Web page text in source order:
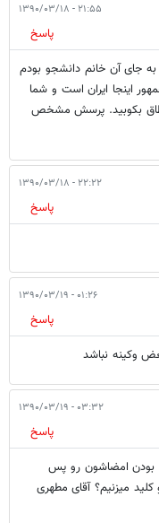
۲۱:۵۵ - ۱۳۹۰/۰۳/۱۸
پاسخ
به جای آن خانم دانشجو بودم
اینجا ایران است و شما
طاق بکوبید. پرسش مشخص
۲۲:۲۲ - ۱۳۹۰/۰۳/۱۸
پاسخ
۰۱:۲۶ - ۱۳۹۰/۰۳/۱۹
پاسخ
وکینه نباشد
۰۳:۳۲ - ۱۳۹۰/۰۳/۱۹
پاسخ
بودن امضاشون رو پس
میزنیم؟ آقای مطهری